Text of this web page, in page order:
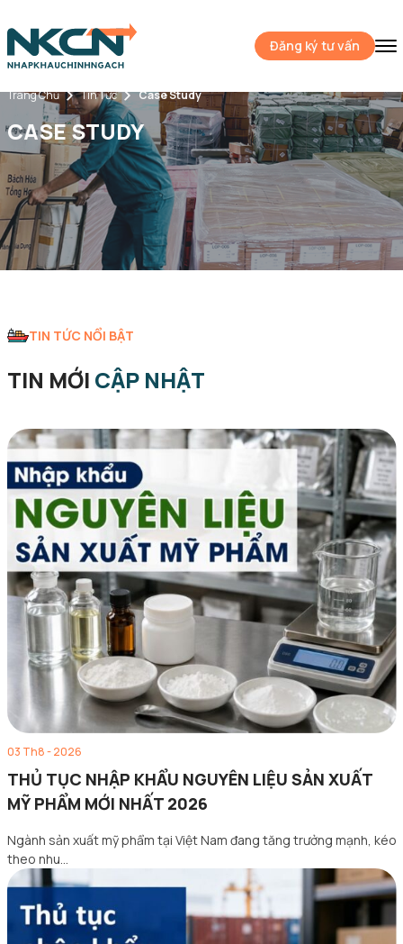
Đăng ký tư vấn
Trang Chủ Tin Tức Case Study
CASE STUDY
TIN TỨC NỔI BẬT
TIN MỚI CẬP NHẬT
03 Th8 - 2026
THỦ TỤC NHẬP KHẨU NGUYÊN LIỆU SẢN XUẤT
MỸ PHẨM MỚI NHẤT 2026
Ngành sản xuất mỹ phẩm tại Việt Nam đang tăng trưởng mạnh, kéo
theo nhu…